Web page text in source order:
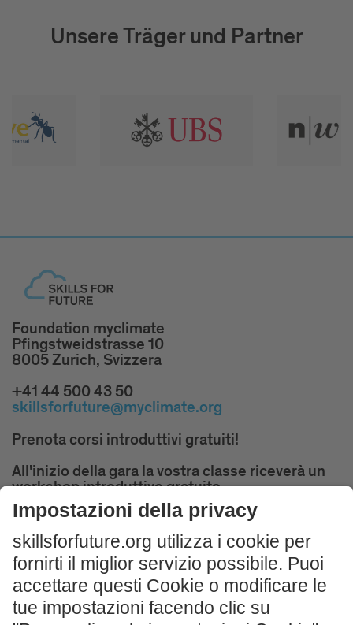
Unsere Träger und Partner
Foundation myclimate
Pfingstweidstrasse 10
8005 Zurich, Svizzera
+41 44 500 43 50
skillsforfuture@myclimate.org
Prenota corsi introduttivi gratuiti!
All'inizio della gara la vostra classe riceverà un
workshop introduttivo gratuito.